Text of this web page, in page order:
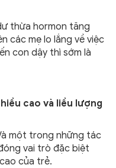
thừa hormon tăng
các mẹ lo lắng về việc
con dậy thì sớm là
cao và liều lượng
một trong những tác
vai trò đặc biệt
của trẻ.